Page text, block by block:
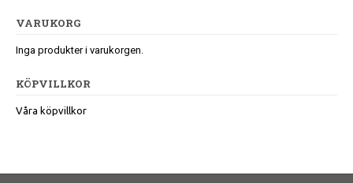
VARUKORG
Inga produkter i varukorgen.
KÖPVILLKOR
Våra köpvillkor